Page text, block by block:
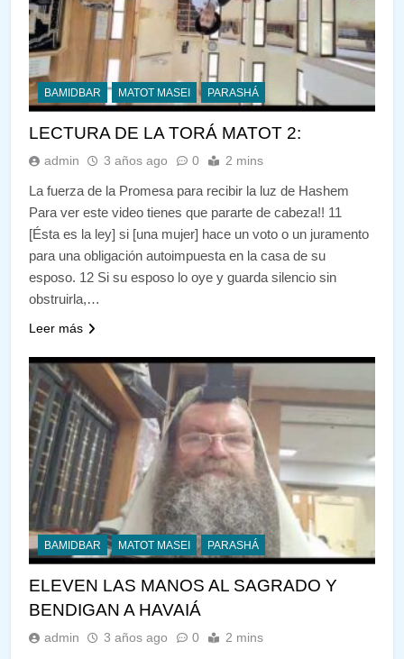
BAMIDBAR MATOT MASEI PARASHÁ
LECTURA DE LA TORÁ MATOT 2:
admin 3 años ago 0 2 mins
La fuerza de la Promesa para recibir la luz de Hashem
Para ver este video tienes que pararte de cabeza!! 11
[Ésta es la ley] si [una mujer] hace un voto o un juramento
para una obligación autoimpuesta en la casa de su
esposo. 12 Si su esposo lo oye y guarda silencio sin
obstruirla,…
Leer más
BAMIDBAR MATOT MASEI PARASHÁ
ELEVEN LAS MANOS AL SAGRADO Y
BENDIGAN A HAVAIÁ
admin 3 años ago 0 2 mins